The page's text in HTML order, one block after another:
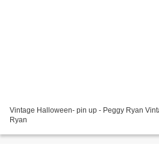
Vintage Halloween- pin up - Peggy Ryan Vintage
Ryan